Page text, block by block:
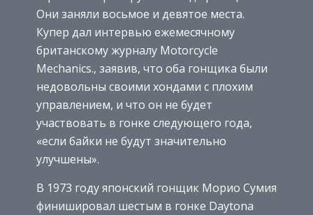
Они заняли восьмое и девятое места.
Купер дал интервью ежемесячному
британскому журналу Motorcycle
Mechanics., заявив, что оба гонщика были
недовольны своими хондами с плохим
управлением, и что он не будет
участвовать в гонке следующего года,
«если байки не будут значительно
улучшены».
В 1973 году японский гонщик Морио Сумия
финишировал шестым в гонке Daytona